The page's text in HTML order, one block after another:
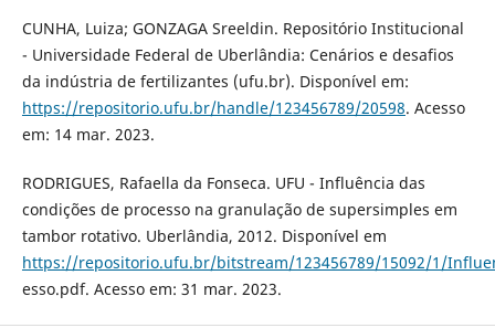
CUNHA, Luiza; GONZAGA Sreeldin. Repositório Institucional
- Universidade Federal de Uberlândia: Cenários e desafios
da indústria de fertilizantes (ufu.br). Disponível em:
https://repositorio.ufu.br/handle/123456789/20598. Acesso
em: 14 mar. 2023.
RODRIGUES, Rafaella da Fonseca. UFU - Influência das
condições de processo na granulação de supersimples em
tambor rotativo. Uberlândia, 2012. Disponível em
https://repositorio.ufu.br/bitstream/123456789/15092/1/
esso.pdf. Acesso em: 31 mar. 2023.